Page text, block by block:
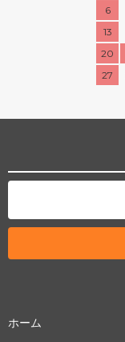
6
13
20
27
ホーム